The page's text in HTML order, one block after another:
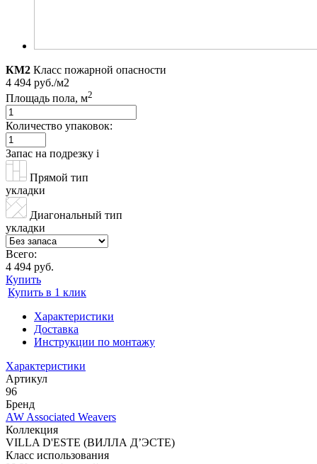
КМ2 Класс пожарной опасности
4 494 руб./м2
Площадь пола, м2
Количество упаковок:
Запас на подрезку i
Прямой тип
укладки
Диагональный тип
укладки
Всего:
4 494 руб.
Купить
Купить в 1 клик
Характеристики
Доставка
Инструкции по монтажу
Характеристики
Артикул
96
Бренд
AW Associated Weavers
Коллекция
VILLA D'ESTE (ВИЛЛА Д’ЭСТЕ)
Класс использования